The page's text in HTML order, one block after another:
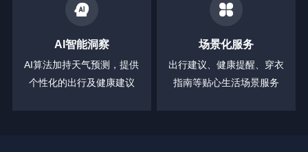
AI智能洞察
AI算法加持天气预测，提供
个性化的出行及健康建议
场景化服务
出行建议、健康提醒、穿衣
指南等贴心生活场景服务